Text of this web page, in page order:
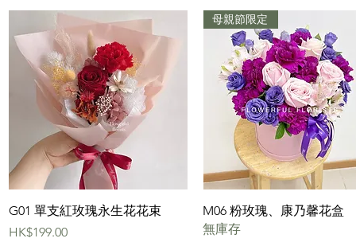
快速瀏覽
G01 單支紅玫瑰永生花花束
價格
HK$199.00
快速瀏覽
母親節限定
M06 粉玫瑰、康乃馨花盒
無庫存